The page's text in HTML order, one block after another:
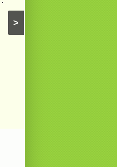
>
⋅